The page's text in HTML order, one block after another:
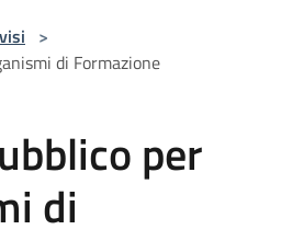
>
di Formazione
per
di